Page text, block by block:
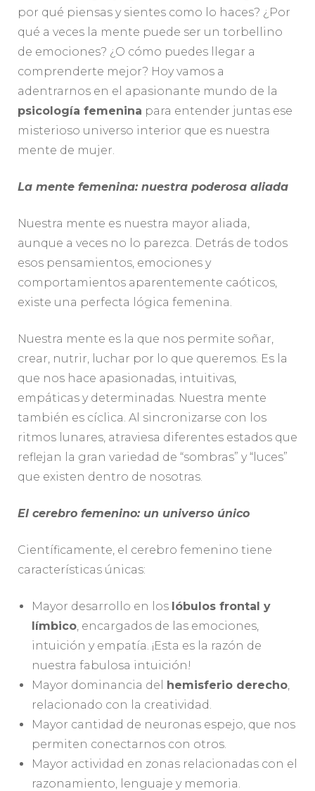
por qué piensas y sientes como lo haces? ¿Por
qué a veces la mente puede ser un torbellino
de emociones? ¿O cómo puedes llegar a
comprenderte mejor? Hoy vamos a
adentrarnos en el apasionante mundo de la
psicología femenina para entender juntas ese
misterioso universo interior que es nuestra
mente de mujer.
La mente femenina: nuestra poderosa aliada
Nuestra mente es nuestra mayor aliada,
aunque a veces no lo parezca. Detrás de todos
esos pensamientos, emociones y
comportamientos aparentemente caóticos,
existe una perfecta lógica femenina.
Nuestra mente es la que nos permite soñar,
crear, nutrir, luchar por lo que queremos. Es la
que nos hace apasionadas, intuitivas,
empáticas y determinadas. Nuestra mente
también es cíclica. Al sincronizarse con los
ritmos lunares, atraviesa diferentes estados que
reflejan la gran variedad de “sombras” y “luces”
que existen dentro de nosotras.
El cerebro femenino: un universo único
Científicamente, el cerebro femenino tiene
características únicas:
Mayor desarrollo en los lóbulos frontal y
límbico, encargados de las emociones,
intuición y empatía. ¡Esta es la razón de
nuestra fabulosa intuición!
Mayor dominancia del hemisferio derecho,
relacionado con la creatividad.
Mayor cantidad de neuronas espejo, que nos
permiten conectarnos con otros.
Mayor actividad en zonas relacionadas con el
razonamiento, lenguaje y memoria.